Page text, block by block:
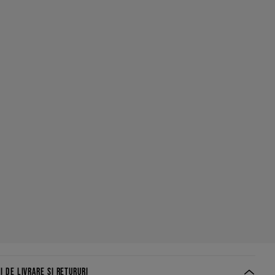
DE LIVRARE ȘI RETURURI